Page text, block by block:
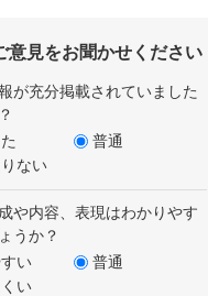
意見をお聞かせください
が充分掲載されていました
普通
ない
や内容、表現はわかりやす
うか？
い
普通
い